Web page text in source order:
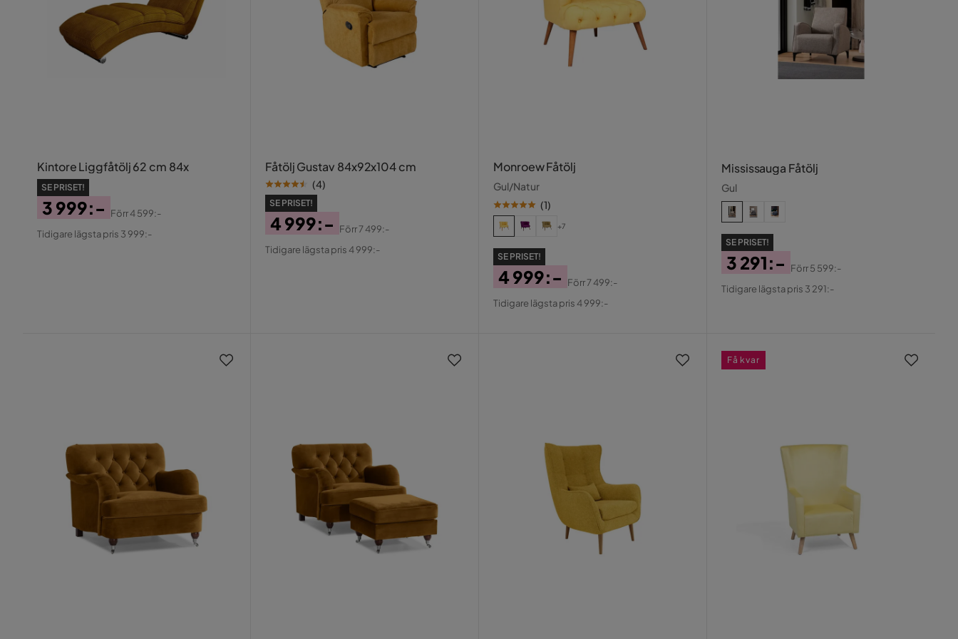
Kintore Liggfåtölj 62 cm 84x
SE PRISET!
Pris
3 999:-
Original
Förr4 599:-
Tidigare lägsta pris 3 999:-
Fåtölj Gustav 84x92x104 cm
(4)
SE PRISET!
Pris
4 999:-
Original
Förr7 499:-
Tidigare lägsta pris 4 999:-
Monroew Fåtölj
Gul/Natur
(1)
+7
SE PRISET!
Pris
4 999:-
Original
Förr7 499:-
Tidigare lägsta pris 4 999:-
Mississauga Fåtölj
Gul
SE PRISET!
Pris
3 291:-
Original
Förr5 599:-
Tidigare lägsta pris 3 291:-
Få kvar